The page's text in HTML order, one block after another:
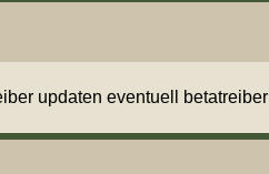
updaten eventuell betatreiber